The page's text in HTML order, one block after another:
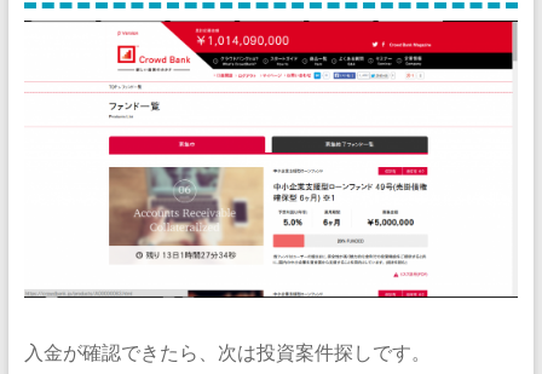
入金が確認できたら、次は投資案件探しです。